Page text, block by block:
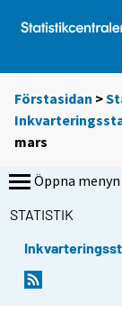
Förstasidan >
mars
Öppna menyn
STATISTIK